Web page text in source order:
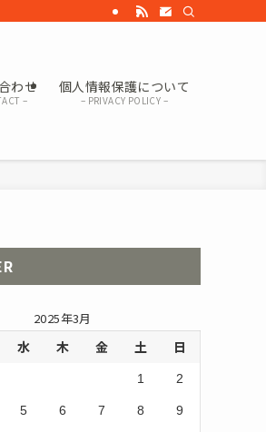
わせ
–
個人情報保護について
– PRIVACY POLICY –
2025年3月
水 木 金 土 日
1 2
5 6 7 8 9